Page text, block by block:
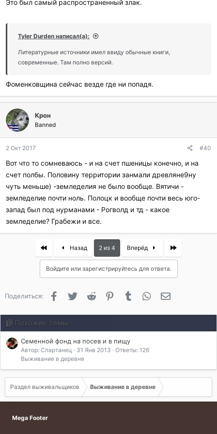
Это был самый распространенный злак.
Tyler Durden написал(а):
Литературные источники имел ввиду обычные книги,
современные. Там полно версий.
Фоменковщина сейчас везде где ни попадя.
Крон
Banned
2 Окт 2017 #40
Вот что то сомневаюсь - и на счет пшеницы конечно, и на
счет полбы. Половину территории занмали древляне9ну
чуть меньше) -земледелия не было вообще. Вятичи -
земледелие почти ноль. Полоцк и вообще почти весь юго-
запад был под нурманами - Рогволд и тд - какое
земледелие? Грабежи и все.
Назад 2 из 4 Вперёд Last
Войдите или зарегистрируйтесь для ответа.
Поделиться: FacebookTwitter Reddit PinterestTumblr WhatsApp
Похожие темы
Семенной фонд на посев и в пищу
Автор: Спартанец 31 Янв 2013
Ответы: 126
Выживание в деревне
Раздел выживальщиков Выживание в деревне
Mega Footer